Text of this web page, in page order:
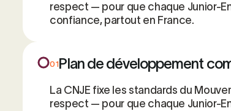
respect — pour que chaque Junior-
confiance, partout en France.
01Plan de développement
La CNJE fixe les standards du
respect — pour que chaque Junior-